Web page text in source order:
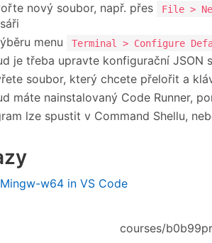
nový soubor, např. přes
File >
menu
Terminal > Configure
je třeba upravte konfigurační JSON
soubor, který chcete přelořit a
máte nainstalovaný Code Runner,
lze spustit v Command Shellu,
w64 in VS Code
courses/